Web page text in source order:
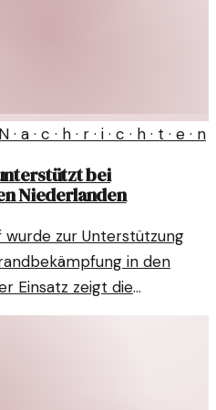
· a · c · h · r · i · c · h · t · e · n
bei
Niederlanden
wurde zur Unterstützung
in den
Einsatz zeigt die
der Feuerwehr.